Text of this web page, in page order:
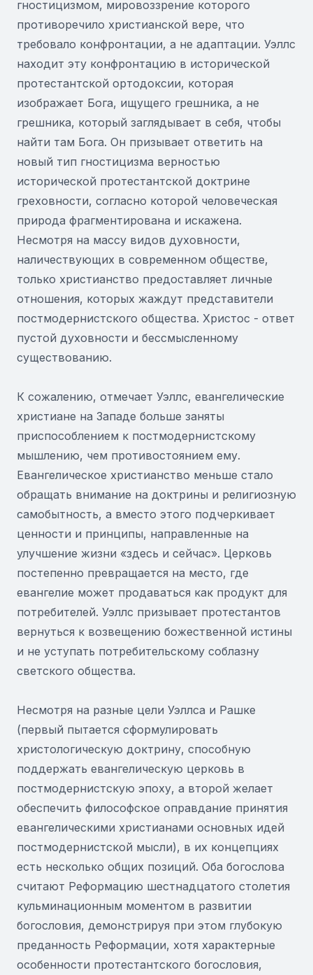
гностицизмом, мировоззрение которого
противоречило христианской вере, что
требовало конфронтации, а не адаптации. Уэллс
находит эту конфронтацию в исторической
протестантской ортодоксии, которая
изображает Бога, ищущего грешника, а не
грешника, который заглядывает в себя, чтобы
найти там Бога. Он призывает ответить на
новый тип гностицизма верностью
исторической протестантской доктрине
греховности, согласно которой человеческая
природа фрагментирована и искажена.
Несмотря на массу видов духовности,
наличествующих в современном обществе,
только христианство предоставляет личные
отношения, которых жаждут представители
постмодернистского общества. Христос - ответ
пустой духовности и бессмысленному
существованию.
К сожалению, отмечает Уэллс, евангелические
христиане на Западе больше заняты
приспособлением к постмодернистскому
мышлению, чем противостоянием ему.
Евангелическое христианство меньше стало
обращать внимание на доктрины и религиозную
самобытность, а вместо этого подчеркивает
ценности и принципы, направленные на
улучшение жизни «здесь и сейчас». Церковь
постепенно превращается на место, где
евангелие может продаваться как продукт для
потребителей. Уэллс призывает протестантов
вернуться к возвещению божественной истины
и не уступать потребительскому соблазну
светского общества.
Несмотря на разные цели Уэллса и Рашке
(первый пытается сформулировать
христологическую доктрину, способную
поддержать евангелическую церковь в
постмодернистскую эпоху, а второй желает
обеспечить философское оправдание принятия
евангелическими христианами основных идей
постмодернистской мысли), в их концепциях
есть несколько общих позиций. Оба богослова
считают Реформацию шестнадцатого столетия
кульминационным моментом в развитии
богословия, демонстрируя при этом глубокую
преданность Реформации, хотя характерные
особенности протестантского богословия,